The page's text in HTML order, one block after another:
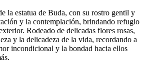
la estatua de Buda, con su rostro gentil y
y la contemplación, brindando refugio
Rodeado de delicadas flores rosas,
y la delicadeza de la vida, recordando a
incondicional y la bondad hacia ellos